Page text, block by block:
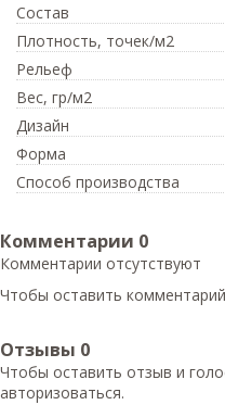
Состав
Плотность, точек/м2
Рельеф
Вес, гр/м2
Дизайн
Форма
Способ производства
Комментарии 0
Комментарии отсутствуют
Чтобы оставить
Отзывы 0
Чтобы оcтавить отзыв и
авторизоваться.